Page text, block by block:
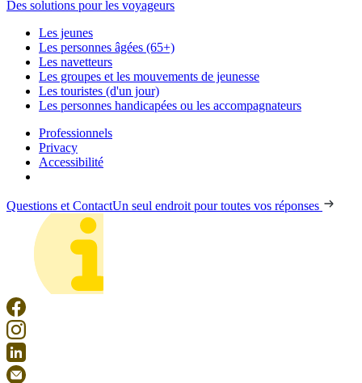
Des solutions pour les voyageurs
Les jeunes
Les personnes âgées (65+)
Les navetteurs
Les groupes et les mouvements de jeunesse
Les touristes (d'un jour)
Les personnes handicapées ou les accompagnateurs
Professionnels
Privacy
Accessibilité
Questions et ContactUn seul endroit pour toutes vos réponses